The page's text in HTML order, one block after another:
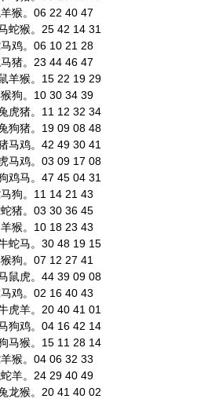
猴。06 22 40 47
蛇猴。25 42 14 31
鸡。06 10 21 28
猪。23 44 46 47
羊猴。15 22 19 29
狗。10 30 34 39
虎猪。11 12 32 34
狗猪。19 09 08 48
马鸡。42 49 30 41
马鸡。03 09 17 08
鸡马。47 45 04 31
狗。11 14 21 43
猪。03 30 36 45
猴。10 18 23 43
蛇马。30 48 19 15
狗。07 12 27 41
鼠虎。44 39 09 08
鸡。02 16 40 43
虎羊。20 40 41 01
狗鸡。04 16 42 14
马猴。15 11 28 14
猴。04 06 32 33
羊。24 29 40 49
龙猴。20 41 40 02